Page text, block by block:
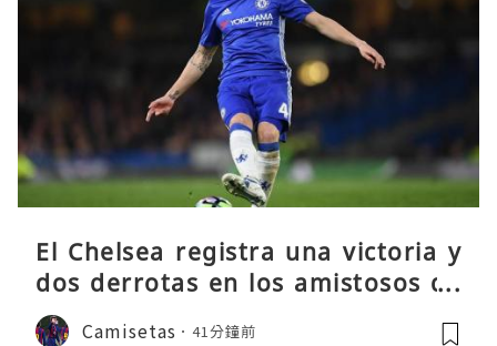
El Chelsea registra una victoria y
dos derrotas en los amistosos de
pretemporada
Camisetas 41分鐘前